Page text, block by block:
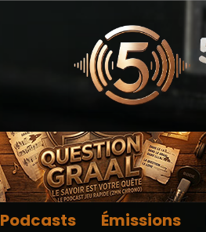
Podcasts Émissions